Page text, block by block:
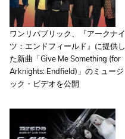
ワンリパブリック、『アークナイ
ツ：エンドフィールド』に提供し
た新曲「Give Me Something (for
Arknights: Endfield)」のミュージ
ック・ビデオを公開